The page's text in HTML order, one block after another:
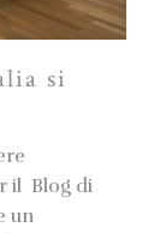
si
il Blog di
un